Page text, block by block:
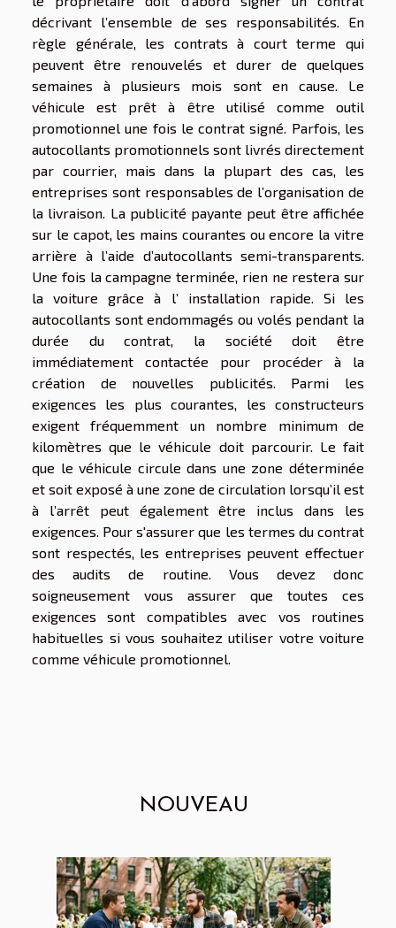
décrivant l’ensemble de ses responsabilités. En
règle générale, les contrats à court terme qui
peuvent être renouvelés et durer de quelques
semaines à plusieurs mois sont en cause. Le
véhicule est prêt à être utilisé comme outil
promotionnel une fois le contrat signé. Parfois, les
autocollants promotionnels sont livrés directement
par courrier, mais dans la plupart des cas, les
entreprises sont responsables de l’organisation de
la livraison. La publicité payante peut être affichée
sur le capot, les mains courantes ou encore la vitre
arrière à l’aide d’autocollants semi-transparents.
Une fois la campagne terminée, rien ne restera sur
la voiture grâce à l’ installation rapide. Si les
autocollants sont endommagés ou volés pendant la
durée du contrat, la société doit être
immédiatement contactée pour procéder à la
création de nouvelles publicités. Parmi les
exigences les plus courantes, les constructeurs
exigent fréquemment un nombre minimum de
kilomètres que le véhicule doit parcourir. Le fait
que le véhicule circule dans une zone déterminée
et soit exposé à une zone de circulation lorsqu’il est
à l’arrêt peut également être inclus dans les
exigences. Pour s'assurer que les termes du contrat
sont respectés, les entreprises peuvent effectuer
des audits de routine. Vous devez donc
soigneusement vous assurer que toutes ces
exigences sont compatibles avec vos routines
habituelles si vous souhaitez utiliser votre voiture
comme véhicule promotionnel.
NOUVEAU